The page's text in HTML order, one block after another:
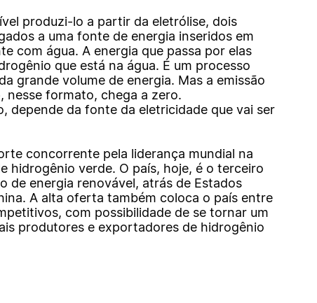
produzi-lo a partir da eletrólise, dois
a uma fonte de energia inseridos em
com água. A energia que passa por elas
que está na água. É um processo
grande volume de energia. Mas a emissão
nesse formato, chega a zero.
depende da fonte da eletricidade que vai ser
concorrente pela liderança mundial na
hidrogênio verde. O país, hoje, é o terceiro
de energia renovável, atrás de Estados
A alta oferta também coloca o país entre
com possibilidade de se tornar um
produtores e exportadores de hidrogênio